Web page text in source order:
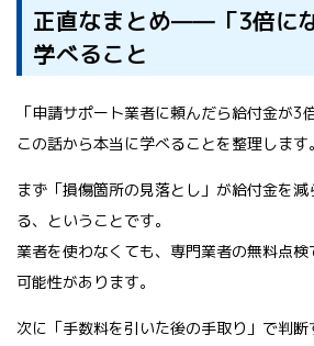
正直なまとめ——「3倍に
学べること
「申請サポート業者に頼んだら給付金が
この話から本当に学べることを整理します。
まず「損傷箇所の見落とし」が給付金を
る、ということです。
業者を使わなくても、専門業者の無料点
可能性があります。
次に「手数料を引いた後の手取り」で判